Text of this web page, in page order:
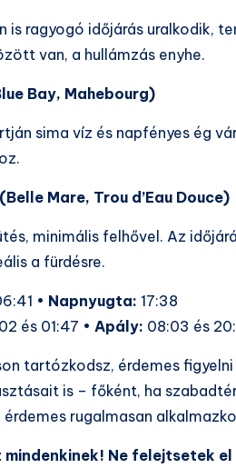
is ragyogó időjárás uralkodik,
van, a hullámzás enyhe.
Bay, Mahebourg)
sima víz és napfényes ég
Mare, Trou d’Eau Douce)
minimális felhővel. Az
a fürdésre.
• Napnyugta: 17:38
és 01:47 • Apály: 08:03 és
tartózkodsz, érdemes
is – főként, ha
érdemes rugalmasan
mindenkinek! Ne felejtsetek